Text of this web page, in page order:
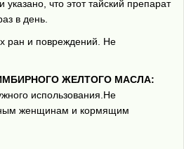
что этот тайский препарат
в день.
ран и повреждений. Не
ЖЕЛТОГО МАСЛА:
использования.Не
женщинам и кормящим